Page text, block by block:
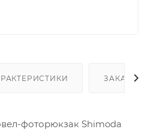
фоторюкзак Shimoda